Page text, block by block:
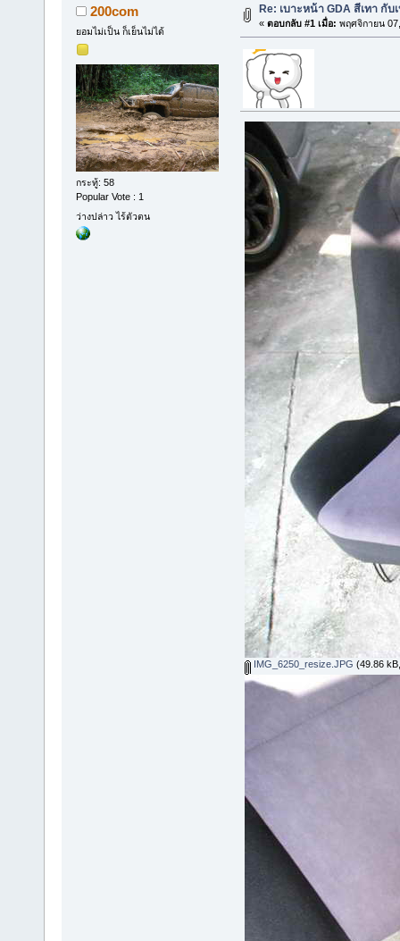
200com
ยอมไม่เป็น ก็เย็นไม่ได้
กระทู้: 58
Popular Vote : 1
ว่างปล่าว ไร้ตัวตน
Re: เบาะหน้า GDA สีเทา กับ
« ตอบกลับ #1 เมื่อ: พฤศจิกายน
IMG_6250_resize.JPG (49.86